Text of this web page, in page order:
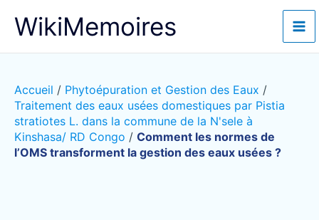
WikiMemoires
Accueil / Phytoépuration et Gestion des Eaux /
Traitement des eaux usées domestiques par Pistia
stratiotes L. dans la commune de la N'sele à
Kinshasa/ RD Congo / Comment les normes de
l’OMS transforment la gestion des eaux usées ?